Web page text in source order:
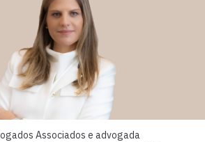
Associados e advogada